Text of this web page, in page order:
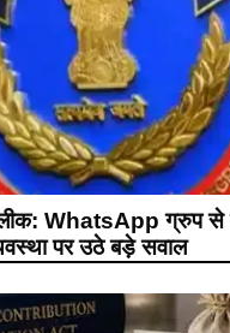
WhatsApp ग्रुप से
पर उठे बड़े सवाल